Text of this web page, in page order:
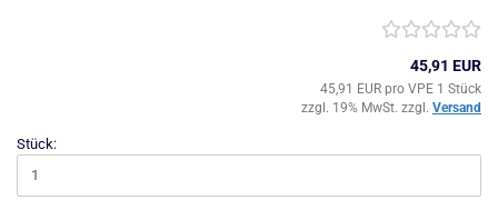
45,91 EUR
45,91 EUR pro VPE 1 Stück
zzgl. 19% MwSt. zzgl. Versand
Stück: